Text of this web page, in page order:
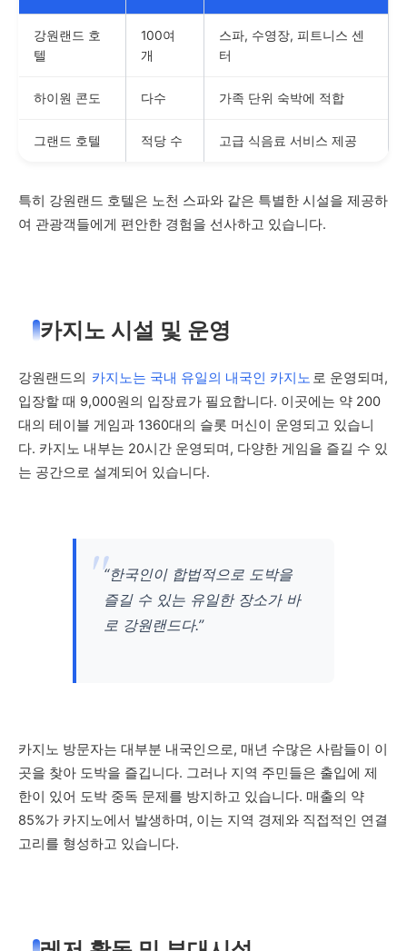
강원랜드 호
텔
100여
개
스파, 수영장, 피트니스 센
터
하이원 콘도 다수 가족 단위 숙박에 적합
그랜드 호텔 적당 수 고급 식음료 서비스 제공
특히 강원랜드 호텔은 노천 스파와 같은 특별한 시설을 제공하
여 관광객들에게 편안한 경험을 선사하고 있습니다.
카지노 시설 및 운영
강원랜드의 카지노는 국내 유일의 내국인 카지노 로 운영되며,
입장할 때 9,000원의 입장료가 필요합니다. 이곳에는 약 200
대의 테이블 게임과 1360대의 슬롯 머신이 운영되고 있습니
다. 카지노 내부는 20시간 운영되며, 다양한 게임을 즐길 수 있
는 공간으로 설계되어 있습니다.
“한국인이 합법적으로 도박을
즐길 수 있는 유일한 장소가 바
로 강원랜드다.”
카지노 방문자는 대부분 내국인으로, 매년 수많은 사람들이 이
곳을 찾아 도박을 즐깁니다. 그러나 지역 주민들은 출입에 제
한이 있어 도박 중독 문제를 방지하고 있습니다. 매출의 약
85%가 카지노에서 발생하며, 이는 지역 경제와 직접적인 연결
고리를 형성하고 있습니다.